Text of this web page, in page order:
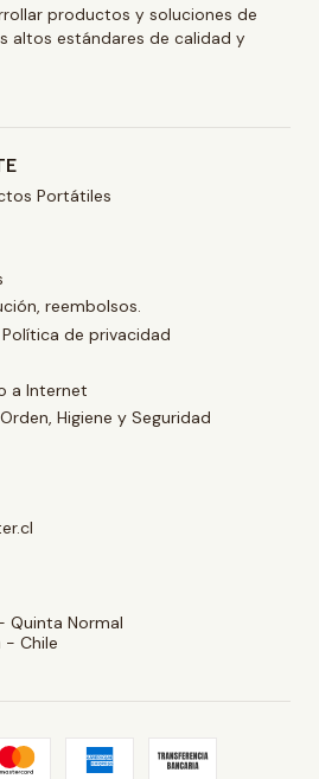
productos y soluciones de
altos estándares de calidad y
Portátiles
reembolsos.
de privacidad
a Internet
Higiene y Seguridad
Quinta Normal
- Chile